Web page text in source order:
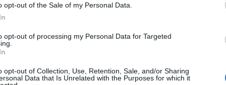
opt-out of the Sale of my Personal Data.
opt-out of processing my Personal Data for Targeted
opt-out of Collection, Use, Retention, Sale, and/or Sharing
Data that Is Unrelated with the Purposes for which it
van és tartalmas és tiszta stb.
a pontozásunk szerint)
nélkül.
jelenti: "nem ajánlom neked, kedves olvasó".